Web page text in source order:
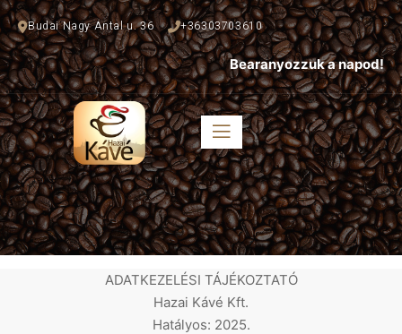
Budai Nagy Antal u. 36 +36303703610
Bearanyozzuk a napod!
ADATKEZELÉSI TÁJÉKOZTATÓ
Hazai Kávé Kft.
Hatályos: 2025.